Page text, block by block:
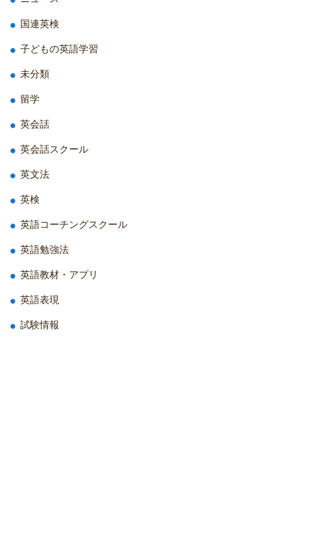
国連英検
子どもの英語学習
未分類
留学
英会話
英会話スクール
英文法
英検
英語コーチングスクール
英語勉強法
英語教材・アプリ
英語表現
試験情報